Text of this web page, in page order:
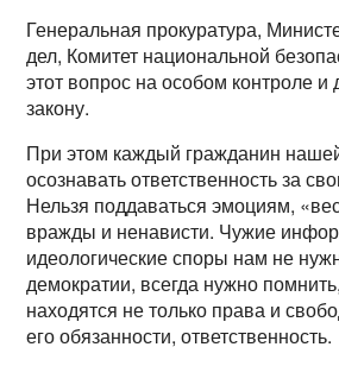
Генеральная прокуратура,
дел, Комитет национальной
этот вопрос на особом контроле и
закону.
При этом каждый гражданин
осознавать ответственность за
Нельзя поддаваться эмоциям,
вражды и ненависти. Чужие
идеологические споры нам не
демократии, всегда нужно
находятся не только права и
его обязанности, ответственность.